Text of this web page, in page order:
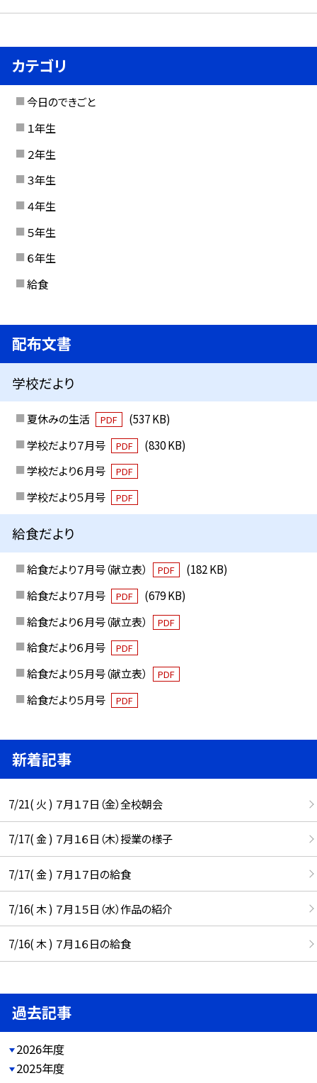
カテゴリ
今日のできごと
１年生
２年生
３年生
４年生
５年生
６年生
給食
配布文書
学校だより
夏休みの生活 PDF
(537 KB)
学校だより７月号
PDF
(830 KB)
学校だより６月号
PDF
学校だより５月号 PDF
給食だより
給食だより７月号（献立表） PDF
(182 KB)
給食だより７月号
PDF
(679 KB)
給食だより６月号（献立表）
PDF
給食だより６月号 PDF
給食だより５月号（献立表） PDF
給食だより５月号 PDF
新着記事
7/21( 火 ) ７月１７日（金）全校朝会
7/17( 金 ) ７月１６日（木）授業の様子
7/17( 金 ) ７月１７日の給食
7/16( 木 ) ７月１５日（水）作品の紹介
7/16( 木 ) ７月１６日の給食
過去記事
2026年度
2025年度